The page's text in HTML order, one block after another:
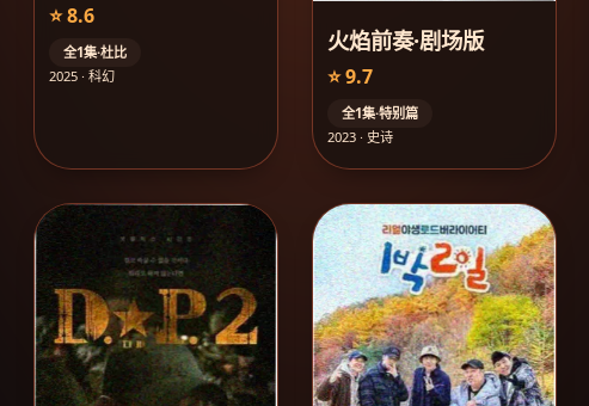
⭐ 8.6
全1集·杜比
2025 · 科幻
火焰前奏·剧场版
⭐ 9.7
全1集·特别篇
2023 · 史诗